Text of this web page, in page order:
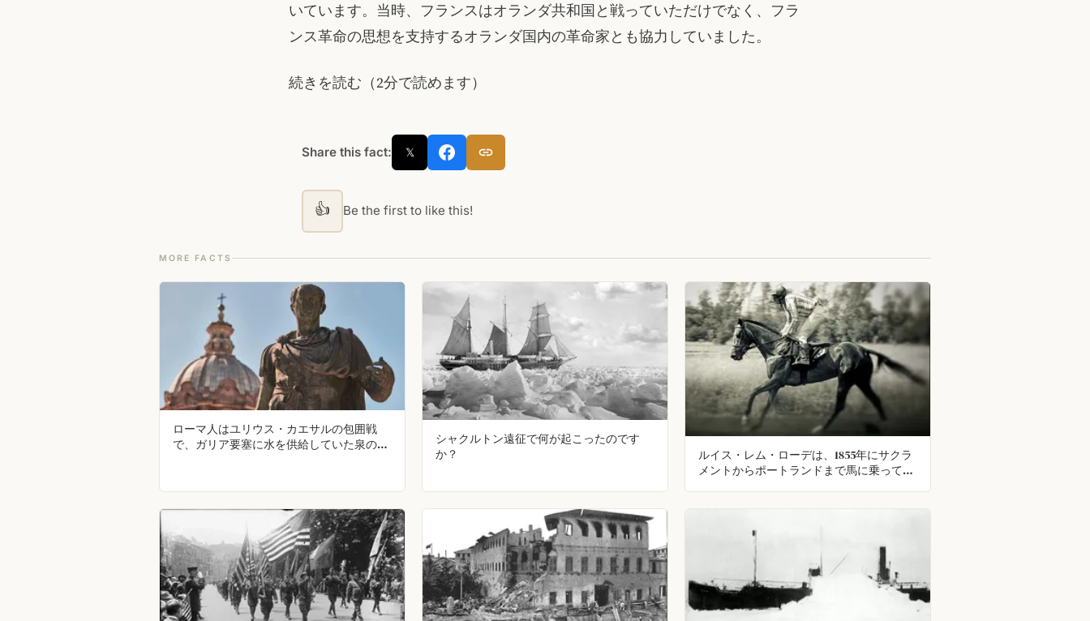
いています。当時、フランスはオランダ共和国と戦っていただけでなく、フラ
ンス革命の思想を支持するオランダ国内の革命家とも協力していました。
続きを読む（2分で読めます）
Share this fact: 𝕏
👍 Be the first to like this!
MORE FACTS
ローマ人はユリウス・カエサルの包囲戦
で、ガリア要塞に水を供給していた泉の下
シャクルトン遠征で何が起こったのです
か？
ルイス・レム・ローデは、1855年にサクラ
メントからポートランドまで馬に乗って無